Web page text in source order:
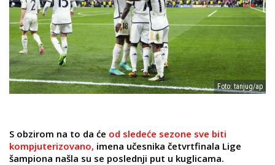
Foto: tanjug/ap
S obzirom na to da će od sledeće sezone sve biti
kompjuterizovano, imena učesnika četvrtfinala Lige
šampiona našla su se poslednji put u kuglicama.